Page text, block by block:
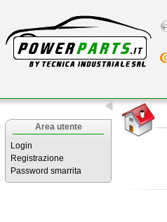
Area utente
Login
Registrazione
Password smarrita